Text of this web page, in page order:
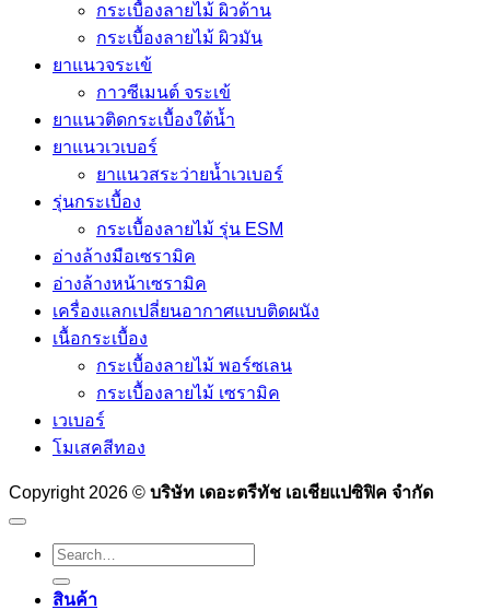
กระเบื้องลายไม้ ผิวด้าน
กระเบื้องลายไม้ ผิวมัน
ยาแนวจระเข้
กาวซีเมนต์ จระเข้
ยาแนวติดกระเบื้องใต้น้ำ
ยาแนวเวเบอร์
ยาแนวสระว่ายน้ำเวเบอร์
รุ่นกระเบื้อง
กระเบื้องลายไม้ รุ่น ESM
อ่างล้างมือเซรามิค
อ่างล้างหน้าเซรามิค
เครื่องแลกเปลี่ยนอากาศแบบติดผนัง
เนื้อกระเบื้อง
กระเบื้องลายไม้ พอร์ซเลน
กระเบื้องลายไม้ เซรามิค
เวเบอร์
โมเสคสีทอง
Copyright 2026 © บริษัท เดอะตรีทัช เอเชียแปซิฟิค จำกัด
Search
for:
สินค้า